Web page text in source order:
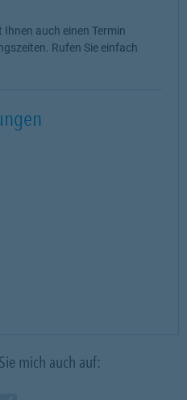
auch einen Termin
Rufen Sie einfach
mich auch auf: